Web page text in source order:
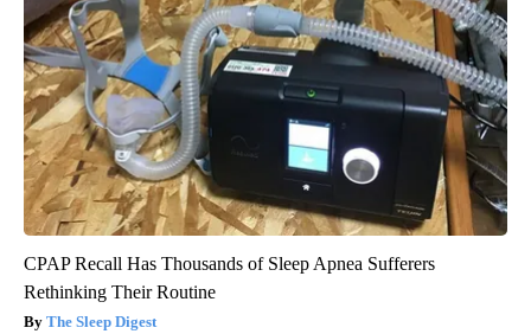
CPAP Recall Has Thousands of Sleep Apnea Sufferers
Rethinking Their Routine
The Sleep Digest